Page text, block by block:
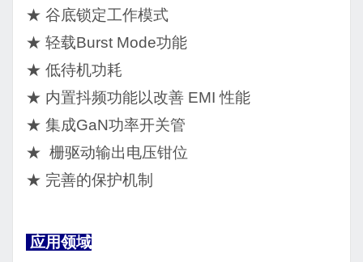
★ 谷底锁定工作模式
★ 轻载Burst Mode功能
★ 低待机功耗
★ 内置抖频功能以改善 EMI性能
★ 集成GaN功率开关管
★ 栅驱动输出电压钳位
★ 完善的保护机制
应用领域